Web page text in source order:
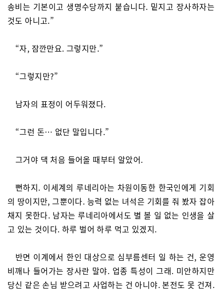
송비는 기본이고 생명수당까지 붙습니다. 밑지고 장사하자는
것도 아니고.”
“자, 잠깐만요. 그렇지만.”
“그렇지만?”
남자의 표정이 어두워졌다.
“그런 돈… 없단 말입니다.”
그거야 댁 처음 들어올 때부터 알았어.
뻔하지. 이세계의 루네리아는 차원이동한 한국인에게 기회
의 땅이지만, 그뿐이다. 능력 없는 녀석은 기회를 줘 봤자 잡아
채지 못한다. 남자는 루네리아에서도 별 볼 일 없는 인생을 살
고 있는 것이다. 하루 벌어 하루 먹고 있겠지.
반면 이계에서 한인 대상으로 심부름센터 일 하는 건, 운영
비깨나 들어가는 장사란 말야. 업종 특성이 그래. 미안하지만
당신 같은 손님 받으려고 사업하는 건 아니야. 본전도 못 건져.